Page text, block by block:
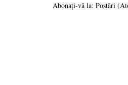
Abonați-vă la: Postări